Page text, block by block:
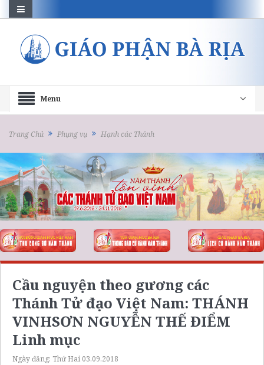
Menu
Trang Chủ Phụng vụ Hạnh các Thánh
Cầu nguyện theo gương các
Thánh Tử đạo Việt Nam: THÁNH
VINHSƠN NGUYỄN THẾ ĐIỂM
Linh mục
Ngày đăng: Thứ Hai 03.09.2018